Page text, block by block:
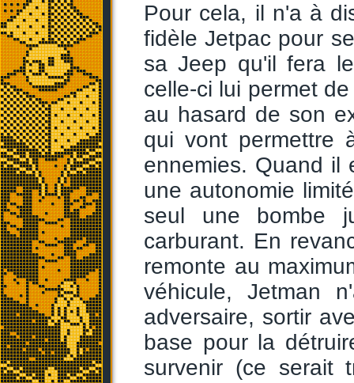
Pour cela, il n'a à
fidèle Jetpac pour
sa Jeep qu'il fera
celle-ci lui permet
au hasard de son
qui vont permettre
ennemies. Quand il
une autonomie
seul une bombe
carburant. En
remonte au
véhicule, Jetman
adversaire, sortir
base pour la
survenir (ce serait